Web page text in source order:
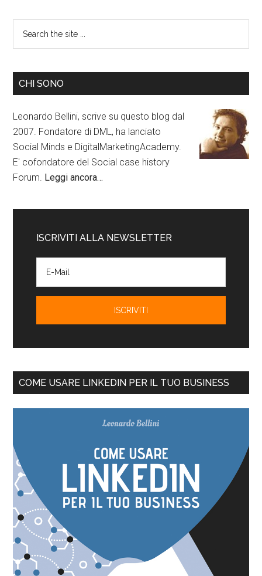
CHI SONO
Leonardo Bellini, scrive su questo blog dal
2007. Fondatore di DML, ha lanciato
Social Minds e DigitalMarketingAcademy.
E' cofondatore del Social case history
Forum. Leggi ancora…
ISCRIVITI ALLA NEWSLETTER
COME USARE LINKEDIN PER IL TUO BUSINESS